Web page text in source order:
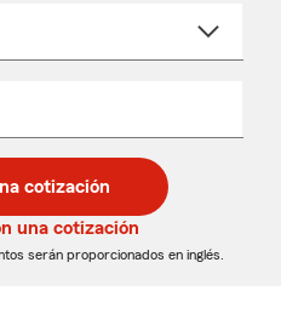
cotización
una cotización
serán proporcionados en inglés.